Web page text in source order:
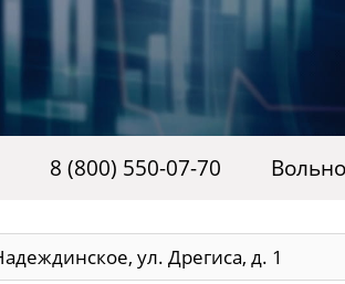
8 (800) 550-07-70
ул. Дрегиса, д. 1